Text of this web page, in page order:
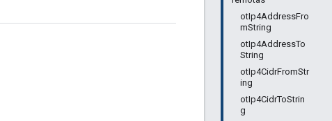
otIp4AddressFro
mString
otIp4AddressTo
String
otIp4CidrFromStr
ing
otIp4CidrToStrin
g